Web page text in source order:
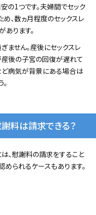
安の1つです。夫婦間でセック
、数ヵ月程度のセックスレ
ります。
ません。産後にセックスレ
後の子宮の回復が遅れて
ど病気が背景にある場合は
料は請求できる？
、慰謝料の請求をすること
められるケースもあります。